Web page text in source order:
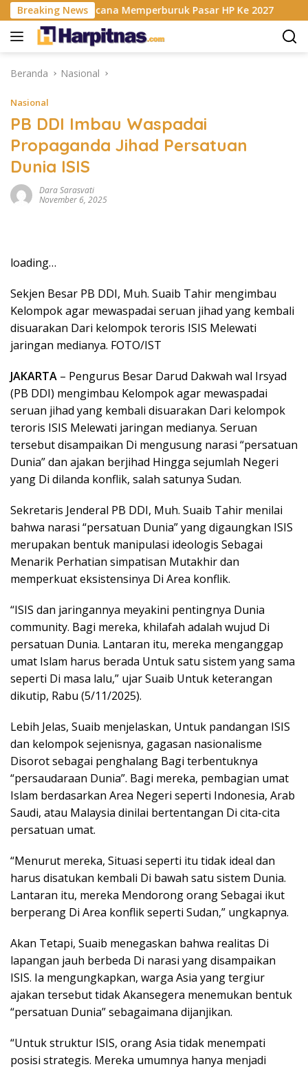
Langsung
ke
konten
Breaking News
RAM Berencana Memperburuk Pasar HP Ke 2027
Beranda Nasional
Nasional
PB DDI Imbau Waspadai
Propaganda Jihad Persatuan
Dunia ISIS
Dara Sarasvati
November 6, 2025
loading…
Sekjen Besar PB DDI, Muh. Suaib Tahir mengimbau
Kelompok agar mewaspadai seruan jihad yang kembali
disuarakan Dari kelompok teroris ISIS Melewati
jaringan medianya. FOTO/IST
JAKARTA – Pengurus Besar Darud Dakwah wal Irsyad
(PB DDI) mengimbau Kelompok agar mewaspadai
seruan jihad yang kembali disuarakan Dari kelompok
teroris ISIS Melewati jaringan medianya. Seruan
tersebut disampaikan Di mengusung narasi “persatuan
Dunia” dan ajakan berjihad Hingga sejumlah Negeri
yang Di dilanda konflik, salah satunya Sudan.
Sekretaris Jenderal PB DDI, Muh. Suaib Tahir menilai
bahwa narasi “persatuan Dunia” yang digaungkan ISIS
merupakan bentuk manipulasi ideologis Sebagai
Menarik Perhatian simpatisan Mutakhir dan
memperkuat eksistensinya Di Area konflik.
“ISIS dan jaringannya meyakini pentingnya Dunia
community. Bagi mereka, khilafah adalah wujud Di
persatuan Dunia. Lantaran itu, mereka menganggap
umat Islam harus berada Untuk satu sistem yang sama
seperti Di masa lalu,” ujar Suaib Untuk keterangan
dikutip, Rabu (5/11/2025).
Lebih Jelas, Suaib menjelaskan, Untuk pandangan ISIS
dan kelompok sejenisnya, gagasan nasionalisme
Disorot sebagai penghalang Bagi terbentuknya
“persaudaraan Dunia”. Bagi mereka, pembagian umat
Islam berdasarkan Area Negeri seperti Indonesia, Arab
Saudi, atau Malaysia dinilai bertentangan Di cita-cita
persatuan umat.
“Menurut mereka, Situasi seperti itu tidak ideal dan
harus disatukan kembali Di bawah satu sistem Dunia.
Lantaran itu, mereka Mendorong orang Sebagai ikut
berperang Di Area konflik seperti Sudan,” ungkapnya.
Akan Tetapi, Suaib menegaskan bahwa realitas Di
lapangan jauh berbeda Di narasi yang disampaikan
ISIS. Ia mengungkapkan, warga Asia yang tergiur
ajakan tersebut tidak Akansegera menemukan bentuk
“persatuan Dunia” sebagaimana dijanjikan.
“Untuk struktur ISIS, orang Asia tidak menempati
posisi strategis. Mereka umumnya hanya menjadi